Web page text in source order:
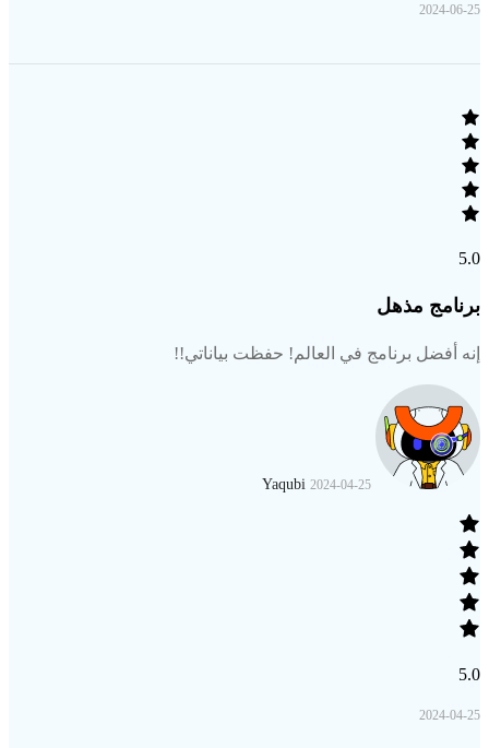
2024-06-25
5.0
برنامج مذهل
إنه أفضل برنامج في العالم! حفظت بياناتي!!
Yaqubi 2024-04-25
5.0
2024-04-25